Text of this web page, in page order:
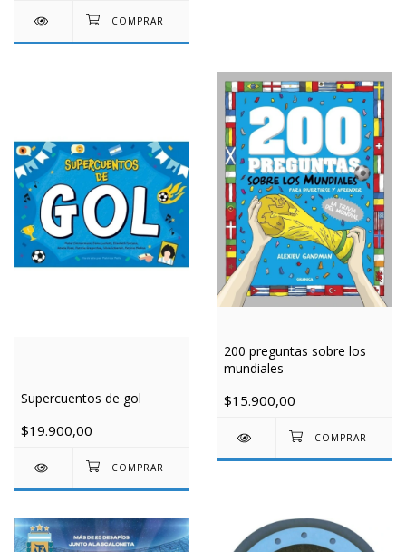
Supercuentos de gol
$19.900,00
200 preguntas sobre los
mundiales
$15.900,00